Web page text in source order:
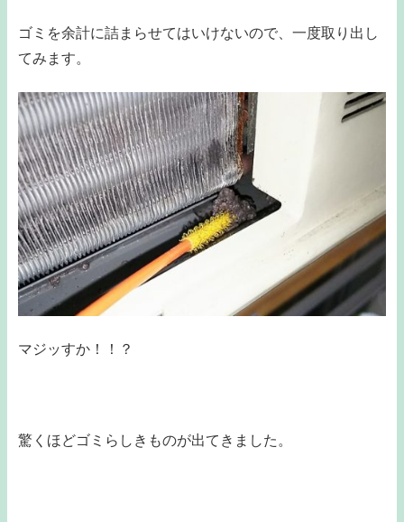
ゴミを余計に詰まらせてはいけないので、一度取り出し
てみます。
マジッすか！！？
驚くほどゴミらしきものが出てきました。